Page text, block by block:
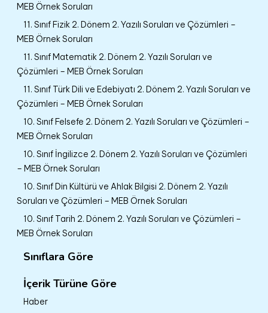
MEB Örnek Soruları
11. Sınıf Fizik 2. Dönem 2. Yazılı Soruları ve Çözümleri –
MEB Örnek Soruları
11. Sınıf Matematik 2. Dönem 2. Yazılı Soruları ve
Çözümleri – MEB Örnek Soruları
11. Sınıf Türk Dili ve Edebiyatı 2. Dönem 2. Yazılı Soruları ve
Çözümleri – MEB Örnek Soruları
10. Sınıf Felsefe 2. Dönem 2. Yazılı Soruları ve Çözümleri –
MEB Örnek Soruları
10. Sınıf İngilizce 2. Dönem 2. Yazılı Soruları ve Çözümleri
– MEB Örnek Soruları
10. Sınıf Din Kültürü ve Ahlak Bilgisi 2. Dönem 2. Yazılı
Soruları ve Çözümleri – MEB Örnek Soruları
10. Sınıf Tarih 2. Dönem 2. Yazılı Soruları ve Çözümleri –
MEB Örnek Soruları
Sınıflara Göre
İçerik Türüne Göre
Haber